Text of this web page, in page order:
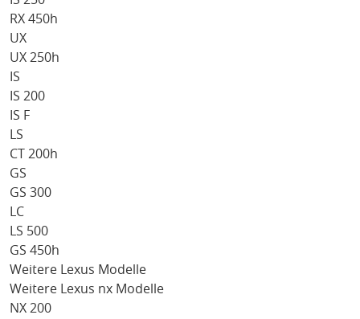
RX 450h
UX
UX 250h
IS
IS 200
IS F
LS
CT 200h
GS
GS 300
LC
LS 500
GS 450h
Weitere Lexus Modelle
Weitere Lexus nx Modelle
NX 200